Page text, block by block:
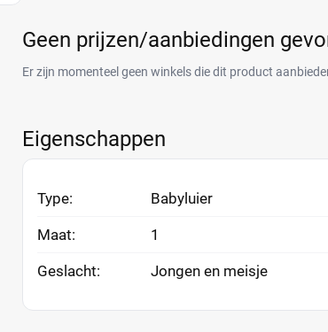
Geen prijzen/aanbiedingen
Er zijn momenteel geen winkels die dit product
Eigenschappen
Type: Babyluier
Maat: 1
Geslacht: Jongen en meisje